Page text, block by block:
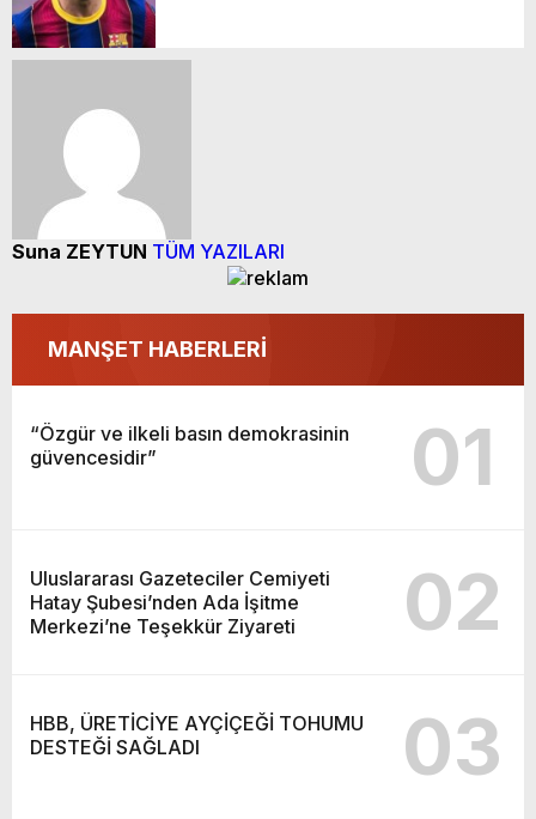
Suna ZEYTUN TÜM YAZILARI
MANŞET HABERLERİ
“Özgür ve ilkeli basın demokrasinin
güvencesidir”
01
Uluslararası Gazeteciler Cemiyeti
Hatay Şubesi’nden Ada İşitme
Merkezi’ne Teşekkür Ziyareti
02
HBB, ÜRETİCİYE AYÇİÇEĞİ TOHUMU
DESTEĞİ SAĞLADI
03